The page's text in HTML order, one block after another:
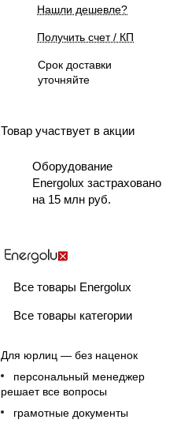
Нашли дешевле?
Получить счет / КП
Срок доставки
уточняйте
Товар участвует в акции
Оборудование
Energolux застраховано
на 15 млн руб.
Все товары Energolux
Все товары категории
Для юрлиц — без наценок
персональный менеджер
решает все вопросы
грамотные документы